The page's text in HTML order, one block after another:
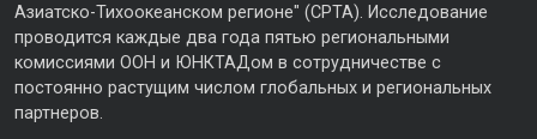
Азиатско-Тихоокеанском регионе" (CPTA). Исследование
проводится каждые два года пятью региональными
комиссиями ООН и ЮНКТАДом в сотрудничестве с
постоянно растущим числом глобальных и региональных
партнеров.